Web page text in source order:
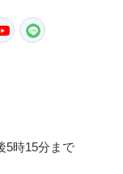
YouTube
5時15分まで